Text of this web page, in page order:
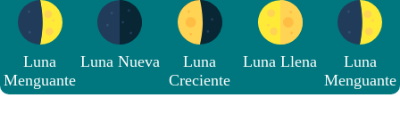
Luna
Menguante
Luna Nueva
Luna
Creciente
Luna Llena
Luna
Menguante